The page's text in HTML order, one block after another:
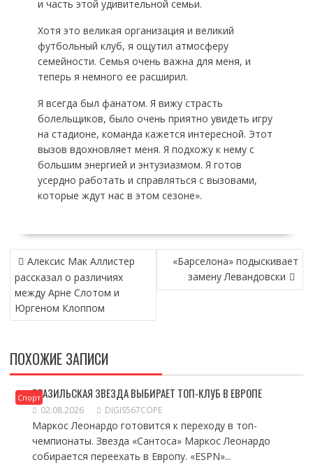
и часть этой удивительной семьи.
Хотя это великая организация и великий
футбольный клуб, я ощутил атмосферу
семейности. Семья очень важна для меня, и
теперь я немного ее расширил.
Я всегда был фанатом. Я вижу страсть
болельщиков, было очень приятно увидеть игру
на стадионе, команда кажется интересной. Этот
вызов вдохновляет меня. Я подхожу к нему с
большим энергией и энтузиазмом. Я готов
усердно работать и справляться с вызовами,
которые ждут нас в этом сезоне».
НАВИГАЦИЯ
ПО
ЗАПИСЯМ
Алексис Мак Аллистер
рассказал о различиях
между Арне Слотом и
Юргеном Клоппом
«Барселона» подыскивает
замену Левандовски
ПОХОЖИЕ ЗАПИСИ
СпортБРАЗИЛЬСКАЯ ЗВЕЗДА ВЫБИРАЕТ ТОП-КЛУБ В ЕВРОПЕ
02.08.2026 DIGIS567COPE
Маркос Леонардо готовится к переходу в топ-
чемпионаты. Звезда «Сантоса» Маркос Леонардо
собирается переехать в Европу. «ESPN»...